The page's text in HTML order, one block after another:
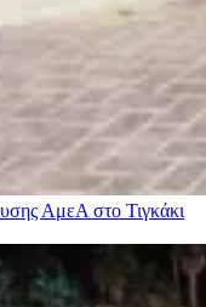
ΑμεΑ στο Τιγκάκι